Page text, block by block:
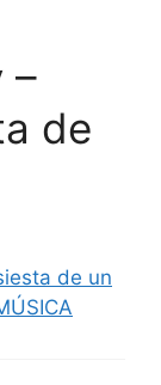
–
de
de un